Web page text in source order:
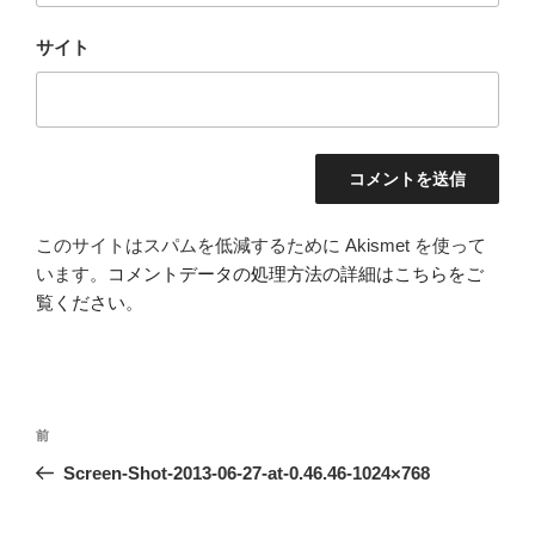
サイト
このサイトはスパムを低減するために Akismet を使って
います。
コメントデータの処理方法の詳細はこちらをご
覧ください。
投
ナ
前
の
前
Screen-Shot-2013-06-27-at-0.46.46-1024×768